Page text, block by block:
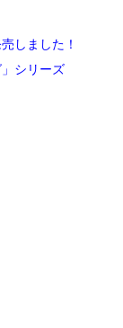
しました！
シリーズ